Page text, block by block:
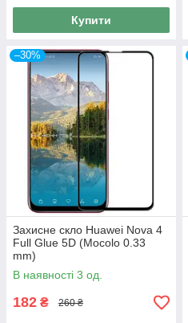
Купити
–30%
Захисне скло Huawei Nova 4
Full Glue 5D (Mocolo 0.33
mm)
В наявності 3 од.
182 ₴ 260 ₴